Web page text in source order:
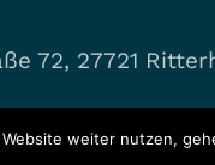
72, 27721
weiter nutzen,